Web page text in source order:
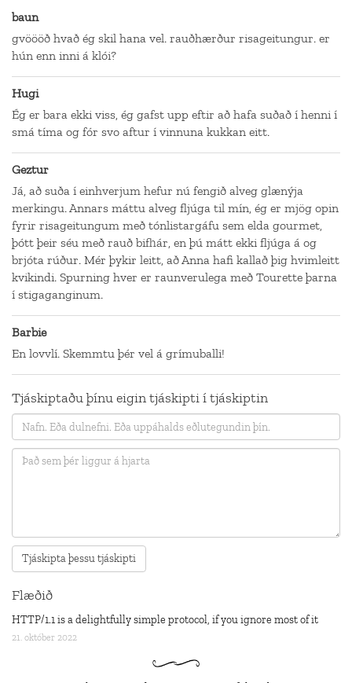
baun
gvöööð hvað ég skil hana vel. rauðhærður risageitungur. er
hún enn inni á klói?
Hugi
Ég er bara ekki viss, ég gafst upp eftir að hafa suðað í henni í
smá tíma og fór svo aftur í vinnuna kukkan eitt.
Geztur
Já, að suða í einhverjum hefur nú fengið alveg glænýja
merkingu. Annars máttu alveg fljúga til mín, ég er mjög opin
fyrir risageitungum með tónlistargáfu sem elda gourmet,
þótt þeir séu með rauð bifhár, en þú mátt ekki fljúga á og
brjóta rúður. Mér þykir leitt, að Anna hafi kallað þig hvimleitt
kvikindi. Spurning hver er raunverulega með Tourette þarna
í stigaganginum.
Barbie
En lovvlí. Skemmtu þér vel á grímuballi!
Tjáskiptaðu þínu eigin tjáskipti í tjáskiptin
Flæðið
HTTP/1.1 is a delightfully simple protocol, if you ignore most of it
21. október 2022